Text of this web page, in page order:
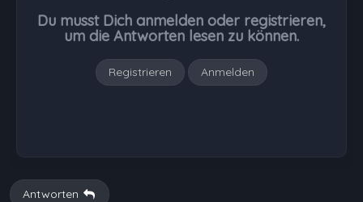
Du musst Dich anmelden oder registrieren,
um die Antworten lesen zu können.
Registrieren Anmelden
Antworten